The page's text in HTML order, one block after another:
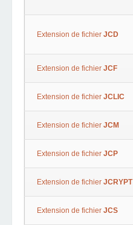
Extension de fichier JCD
Extension de fichier JCF
Extension de fichier JCLIC
Extension de fichier JCM
Extension de fichier JCP
Extension de fichier JCRYPT
Extension de fichier JCS